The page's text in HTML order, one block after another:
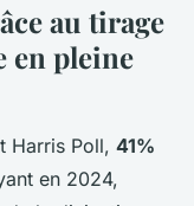
au tirage
en pleine
Harris Poll, 41%
en 2024,